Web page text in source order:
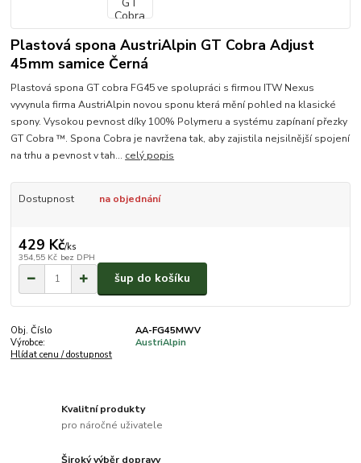
Plastová spona AustriAlpin GT Cobra Adjust
45mm samice Černá
Plastová spona GT cobra FG45 ve spolupráci s firmou ITW Nexus
vyvynula firma AustriAlpin novou sponu která mění pohled na klasické
spony. Vysokou pevnost díky 100% Polymeru a systému zapínaní přezky
GT Cobra ™. Spona Cobra je navržena tak, aby zajistila nejsilnější spojení
na trhu a pevnost v tah... celý popis
Dostupnost na objednání
429 Kč/ks
354,55 Kč bez DPH
šup do košíku
Obj. Číslo
AA-FG45MWV
Výrobce:
AustriAlpin
Hlídat cenu / dostupnost
Kvalitní produkty
pro náročné uživatele
Široký výběr dopravy